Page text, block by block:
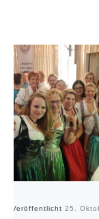
Veröffentlicht 25.